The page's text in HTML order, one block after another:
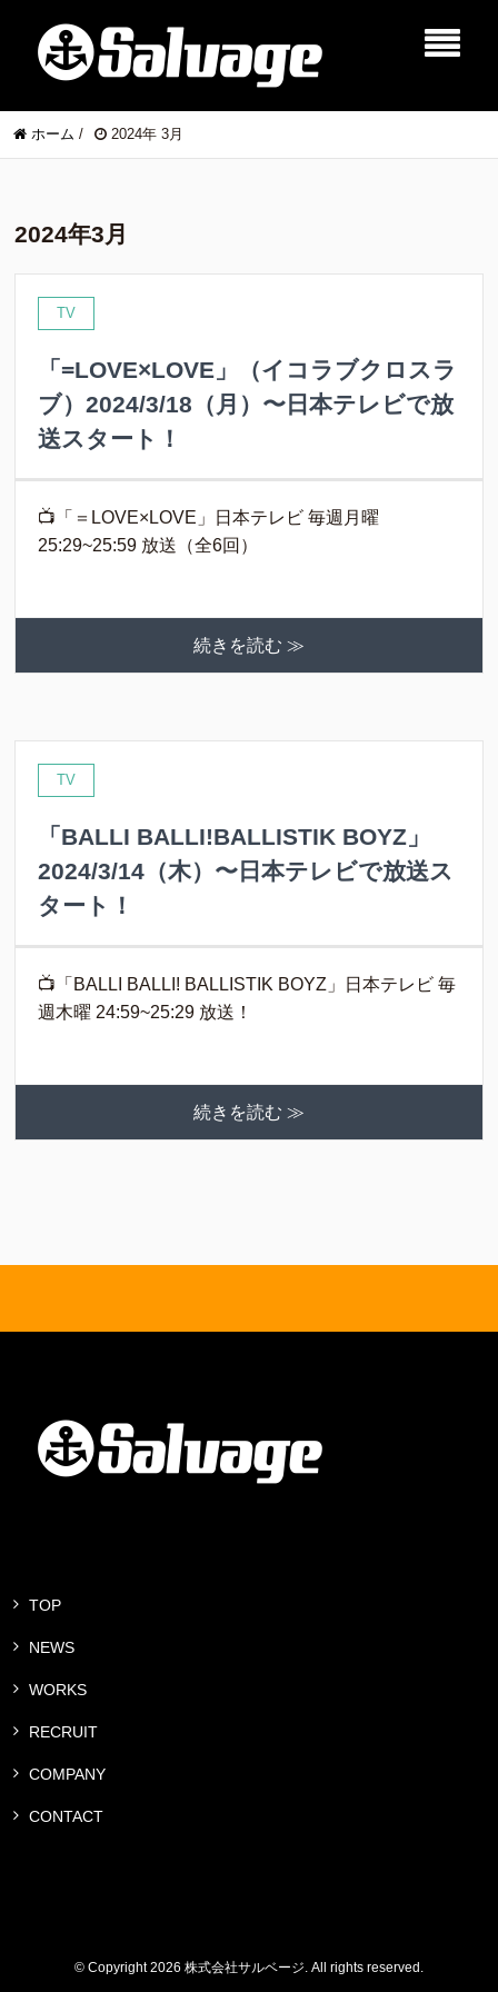
ホーム / 2024年 3月
2024年3月
TV
「=LOVE×LOVE」（イコラブクロスラ
ブ）2024/3/18（月）〜日本テレビで放
送スタート！
📺「＝LOVE×LOVE」日本テレビ 毎週月曜
25:29~25:59 放送（全6回）
続きを読む ≫
TV
「BALLI BALLI!BALLISTIK BOYZ」
2024/3/14（木）〜日本テレビで放送ス
タート！
📺「BALLI BALLI! BALLISTIK BOYZ」日本テレビ 毎
週木曜 24:59~25:29 放送！
続きを読む ≫
TOP
NEWS
WORKS
RECRUIT
COMPANY
CONTACT
© Copyright 2026 株式会社サルベージ. All rights reserved.